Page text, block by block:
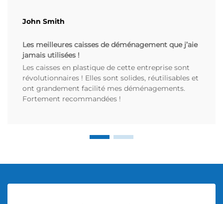
John Smith
Les meilleures caisses de déménagement que j’aie
jamais utilisées !
Les caisses en plastique de cette entreprise sont
révolutionnaires ! Elles sont solides, réutilisables et
ont grandement facilité mes déménagements.
Fortement recommandées !